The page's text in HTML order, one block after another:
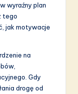
wyraźny plan
tego
jak motywacje
na
Gdy
drogę od